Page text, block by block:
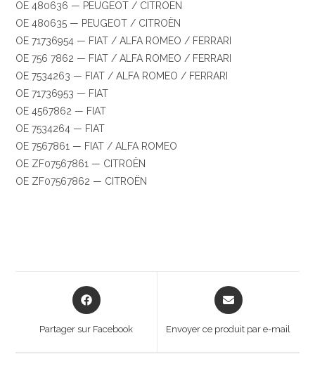
OE 480636 — PEUGEOT / CITROËN
OE 480635 — PEUGEOT / CITROËN
OE 71736954 — FIAT / ALFA ROMEO / FERRARI
OE 756 7862 — FIAT / ALFA ROMEO / FERRARI
OE 7534263 — FIAT / ALFA ROMEO / FERRARI
OE 71736953 — FIAT
OE 4567862 — FIAT
OE 7534264 — FIAT
OE 7567861 — FIAT / ALFA ROMEO
OE ZF07567861 — CITROËN
OE ZF07567862 — CITROËN
Opens
in
Partager sur Facebook
Opens
in
new
Envoyer ce produit par e-mail